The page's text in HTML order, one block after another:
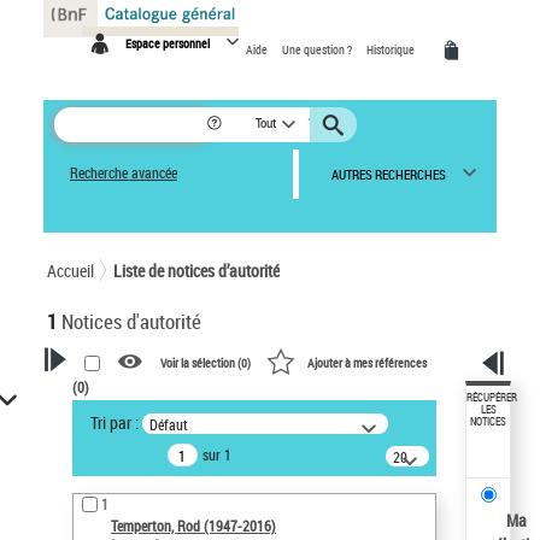
Espace personnel Aide Une question ? Historique
Tout
Recherche avancée AUTRES RECHERCHES
Accueil Liste de notices d’autorité
1 Notices d'autorité
VOTRE RECHERCHE
Recherche avancée dans les
notices d’autorité
Œuvres liées à l'auteur :
Temperton, Rod (1947-2016)
Voir la sélection (0) Ajouter à mes références
(0)
Tri par : Défaut
sur 1
20
résultats/page
1
Temperton, Rod (1947-2016)
RÉCUPÉRER
LES
NOTICES
Ma
Panneau de gestion des cookies